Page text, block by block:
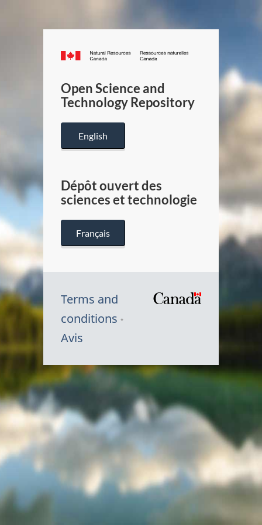
Canada.ca
/
Canada
Open Science and
Technology Repository
English
Dépôt ouvert des
sciences et technologie
Français
Terms and
conditions
Avis
Symbole
du